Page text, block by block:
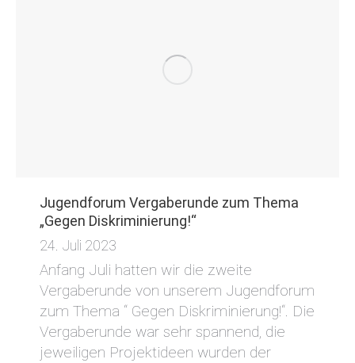
Jugendforum Vergaberunde zum Thema
„Gegen Diskriminierung!“
24. Juli 2023
Anfang Juli hatten wir die zweite
Vergaberunde von unserem Jugendforum
zum Thema “ Gegen Diskriminierung!“. Die
Vergaberunde war sehr spannend, die
jeweiligen Projektideen wurden der